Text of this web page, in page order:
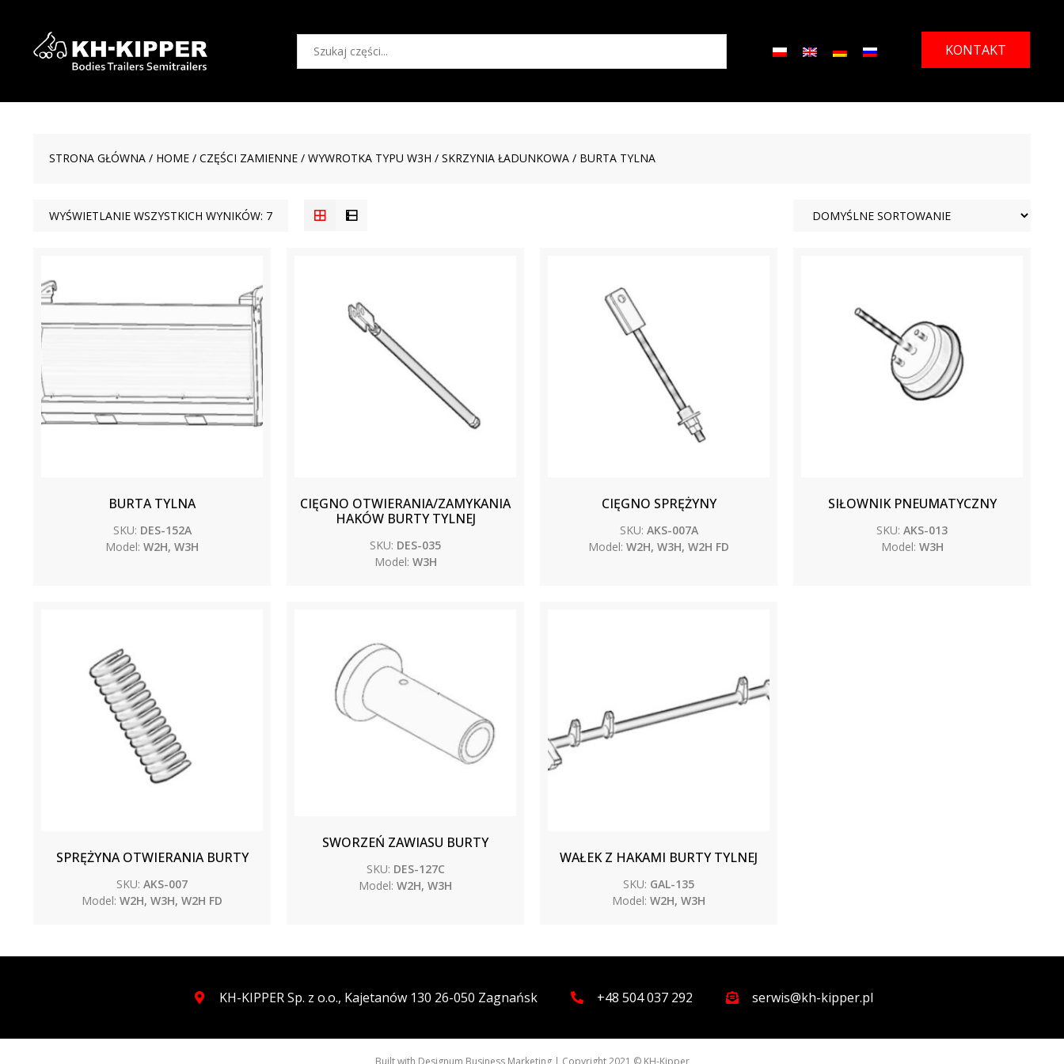
KONTAKT
STRONA GŁÓWNA / HOME / CZĘŚCI ZAMIENNE / WYWROTKA TYPU W3H / SKRZYNIA ŁADUNKOWA / BURTA TYLNA
WYŚWIETLANIE WSZYSTKICH WYNIKÓW: 7
BURTA TYLNA
SKU: DES-152A
Model: W2H, W3H
CIĘGNO OTWIERANIA/ZAMYKANIA
HAKÓW BURTY TYLNEJ
SKU: DES-035
Model: W3H
CIĘGNO SPRĘŻYNY
SKU: AKS-007A
Model: W2H, W3H, W2H FD
SIŁOWNIK PNEUMATYCZNY
SKU: AKS-013
Model: W3H
SPRĘŻYNA OTWIERANIA BURTY
SKU: AKS-007
Model: W2H, W3H, W2H FD
SWORZEŃ ZAWIASU BURTY
SKU: DES-127C
Model: W2H, W3H
WAŁEK Z HAKAMI BURTY TYLNEJ
SKU: GAL-135
Model: W2H, W3H
KH-KIPPER Sp. z o.o., Kajetanów 130 26-050 Zagnańsk +48 504 037 292 serwis@kh-kipper.pl